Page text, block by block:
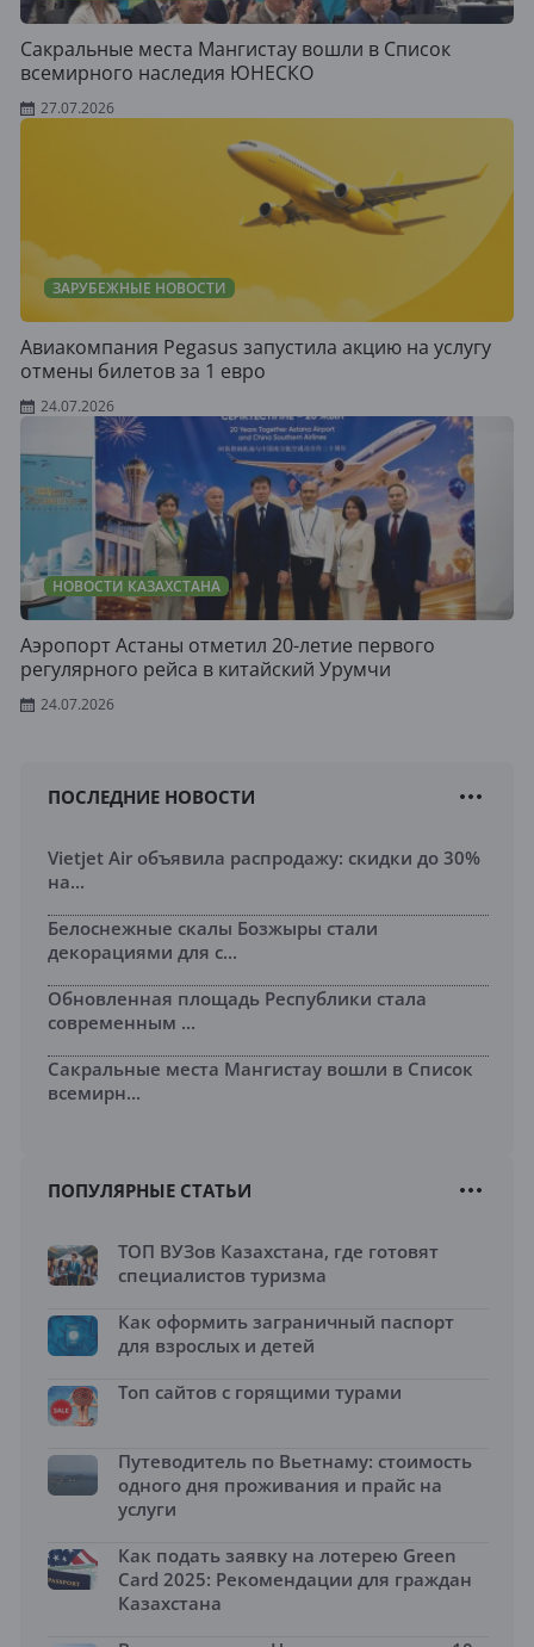
Сакральные места Мангистау вошли в Список
всемирного наследия ЮНЕСКО
27.07.2026
ЗАРУБЕЖНЫЕ НОВОСТИ
Авиакомпания Pegasus запустила акцию на услугу
отмены билетов за 1 евро
24.07.2026
НОВОСТИ КАЗАХСТАНА
Аэропорт Астаны отметил 20-летие первого
регулярного рейса в китайский Урумчи
24.07.2026
ПОСЛЕДНИЕ НОВОСТИ
Vietjet Air объявила распродажу: скидки до 30%
на...
Белоснежные скалы Бозжыры стали
декорациями для с...
Обновленная площадь Республики стала
современным ...
Сакральные места Мангистау вошли в Список
всемирн...
ПОПУЛЯРНЫЕ СТАТЬИ
ТОП ВУЗов Казахстана, где готовят
специалистов туризма
Как оформить заграничный паспорт
для взрослых и детей
Топ сайтов с горящими турами
Путеводитель по Вьетнаму: стоимость
одного дня проживания и прайс на
услуги
Как подать заявку на лотерею Green
Card 2025: Рекомендации для граждан
Казахстана